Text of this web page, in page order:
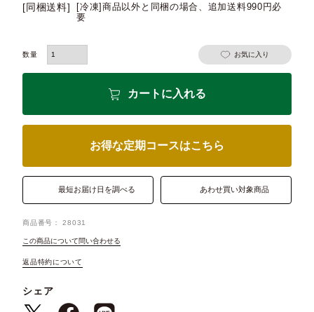
[同梱送料]
[冷凍]商品以外と同梱の場合、追加送料990円必
要
お気に入り
カートに入れる
お得な定期コースはこちら
最短お届け日を調べる あわせ買い対象商品
商品番号 28031
この商品について問い合わせる
返品特約について
シェア